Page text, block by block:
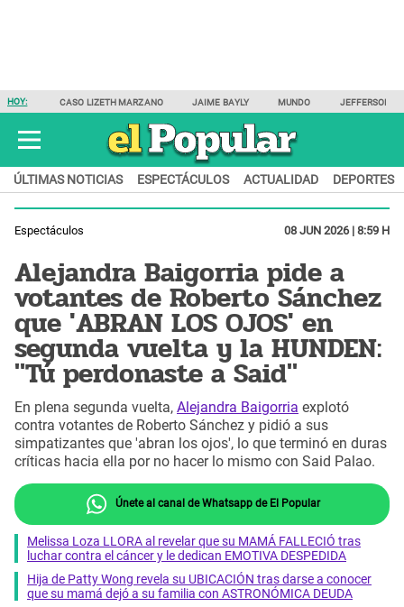
HOY: CASO LIZETH MARZANO JAIME BAYLY MUNDO JEFFERSON
ÚLTIMAS NOTICIAS ESPECTÁCULOS ACTUALIDAD DEPORTES
Espectáculos 08 JUN 2026 | 8:59 H
Alejandra Baigorria pide a
votantes de Roberto Sánchez
que 'ABRAN LOS OJOS' en
segunda vuelta y la HUNDEN:
"Tú perdonaste a Said"
En plena segunda vuelta, Alejandra Baigorria explotó
contra votantes de Roberto Sánchez y pidió a sus
simpatizantes que 'abran los ojos', lo que terminó en duras
críticas hacia ella por no hacer lo mismo con Said Palao.
Únete al canal de Whatsapp de El Popular
Melissa Loza LLORA al revelar que su MAMÁ FALLECIÓ tras
luchar contra el cáncer y le dedican EMOTIVA DESPEDIDA
Hija de Patty Wong revela su UBICACIÓN tras darse a conocer
que su mamá dejó a su familia con ASTRONÓMICA DEUDA